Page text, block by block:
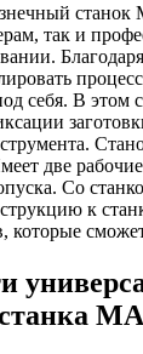
так и
себя. В этом
две
Со
к
которые
станка